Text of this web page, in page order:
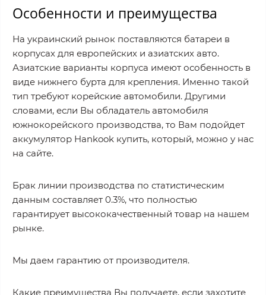
Особенности и преимущества
На украинский рынок поставляются батареи в
корпусах для европейских и азиатских авто.
Азиатские варианты корпуса имеют особенность в
виде нижнего бурта для крепления. Именно такой
тип требуют корейские автомобили. Другими
словами, если Вы обладатель автомобиля
южнокорейского производства, то Вам подойдет
аккумулятор Hankook купить, который, можно у нас
на сайте.
Брак линии производства по статистическим
данным составляет 0.3%, что полностью
гарантирует высококачественный товар на нашем
рынке.
Мы даем гарантию от производителя.
Какие преимущества Вы получаете, если захотите